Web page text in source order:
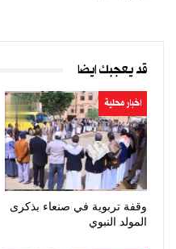
قد يعجبك ايضا
اخبار محلية
وقفة تربوية في صنعاء بذكرى
المولد النبوي